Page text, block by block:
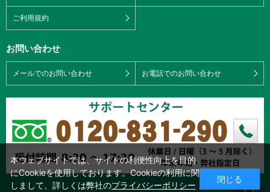
ご利用規約
お問い合わせ
メールでのお問い合わせ お電話でのお問い合わせ
本ウェブサイトでは、サイトの利便性向上を目的
にCookieを使用しております。Cookieの利用に関
しまして、詳しくは弊社のプライバシーポリシー
閉じる